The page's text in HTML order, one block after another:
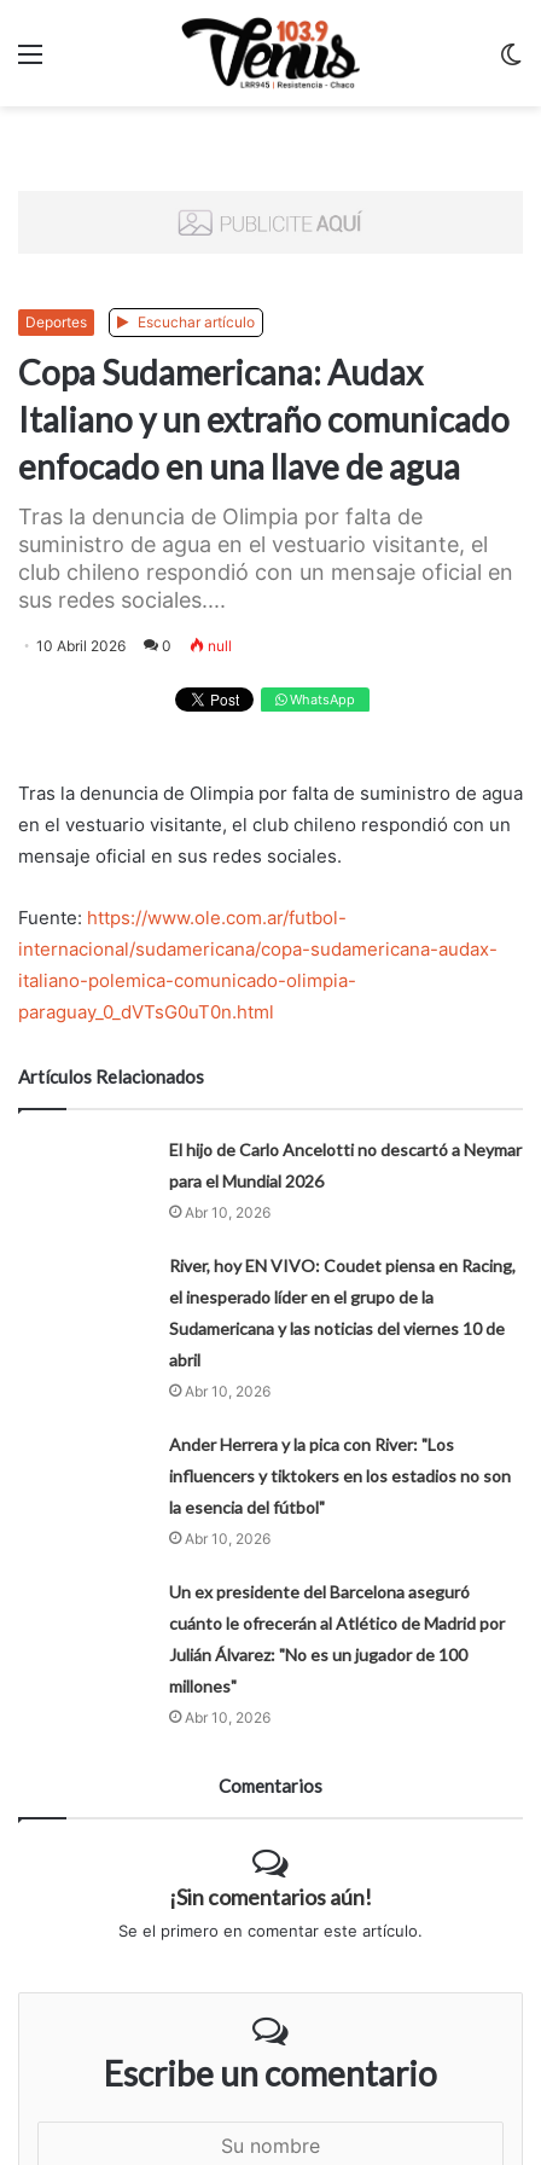
Deportes Escuchar artículo
Copa Sudamericana: Audax
Italiano y un extraño comunicado
enfocado en una llave de agua
Tras la denuncia de Olimpia por falta de
suministro de agua en el vestuario visitante, el
club chileno respondió con un mensaje oficial en
sus redes sociales....
10 Abril 2026 0 null
WhatsApp
Tras la denuncia de Olimpia por falta de suministro de agua
en el vestuario visitante, el club chileno respondió con un
mensaje oficial en sus redes sociales.
Fuente: https://www.ole.com.ar/futbol-
internacional/sudamericana/copa-sudamericana-audax-
italiano-polemica-comunicado-olimpia-
paraguay_0_dVTsG0uT0n.html
Artículos Relacionados
El hijo de Carlo Ancelotti no descartó a Neymar
para el Mundial 2026
Abr 10, 2026
River, hoy EN VIVO: Coudet piensa en Racing,
el inesperado líder en el grupo de la
Sudamericana y las noticias del viernes 10 de
abril
Abr 10, 2026
Ander Herrera y la pica con River: "Los
influencers y tiktokers en los estadios no son
la esencia del fútbol"
Abr 10, 2026
Un ex presidente del Barcelona aseguró
cuánto le ofrecerán al Atlético de Madrid por
Julián Álvarez: "No es un jugador de 100
millones"
Abr 10, 2026
Comentarios
¡Sin comentarios aún!
Se el primero en comentar este artículo.
Escribe un comentario